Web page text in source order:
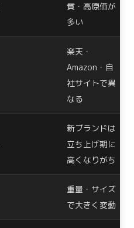
質・高原価が
多い
楽天・
Amazon・自
社サイトで異
なる
新ブランドは
立ち上げ期に
高くなりがち
重量・サイズ
で大きく変動